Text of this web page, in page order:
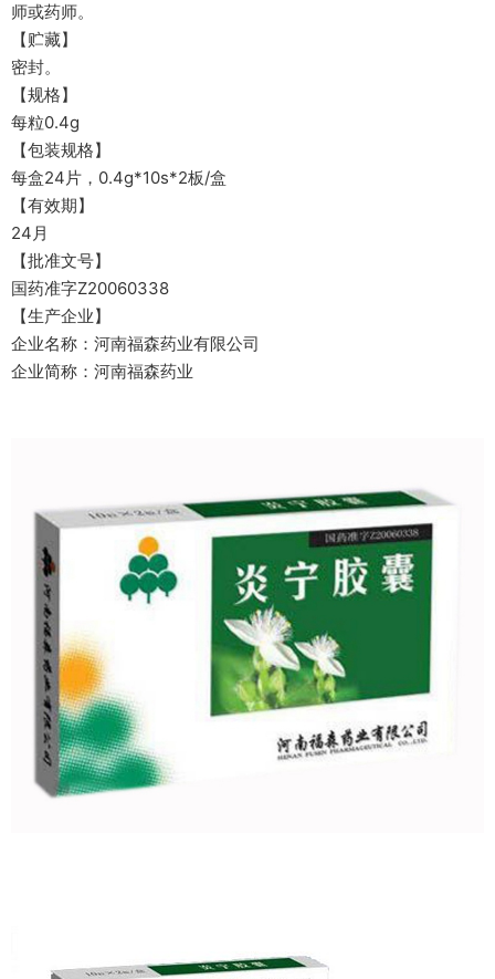
师或药师。
【贮藏】
密封。
【规格】
每粒0.4g
【包装规格】
每盒24片，0.4g*10s*2板/盒
【有效期】
24月
【批准文号】
国药准字Z20060338
【生产企业】
企业名称：河南福森药业有限公司
企业简称：河南福森药业